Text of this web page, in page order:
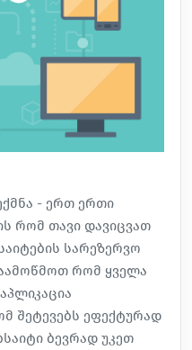
- ერთ ერთი
რომ თავი დავიცვათ
სარეზერვო
რომ ყველა
შეტევებს ეფექტურად
ბევრად უკეთ